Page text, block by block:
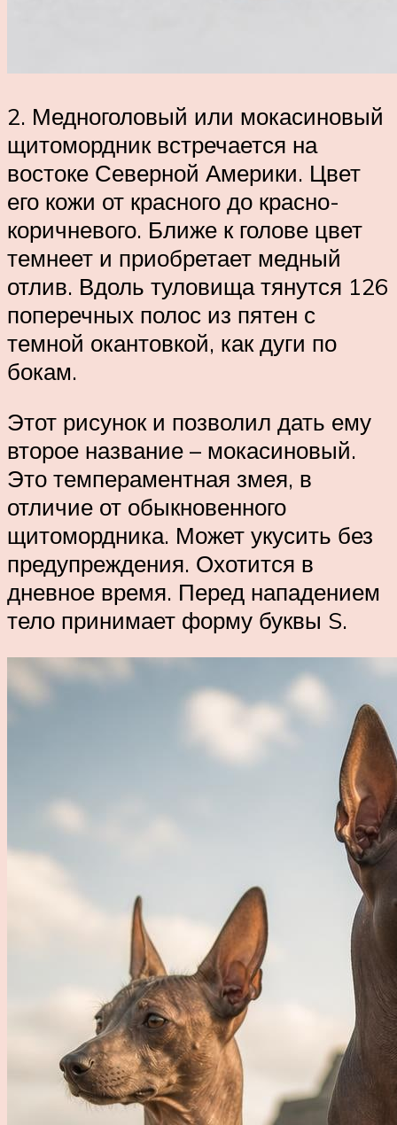
2. Медноголовый или мокасиновый
щитомордник встречается на
востоке Северной Америки. Цвет
его кожи от красного до красно-
коричневого. Ближе к голове цвет
темнеет и приобретает медный
отлив. Вдоль туловища тянутся 126
поперечных полос из пятен с
темной окантовкой, как дуги по
бокам.
Этот рисунок и позволил дать ему
второе название – мокасиновый.
Это темпераментная змея, в
отличие от обыкновенного
щитомордника. Может укусить без
предупреждения. Охотится в
дневное время. Перед нападением
тело принимает форму буквы S.